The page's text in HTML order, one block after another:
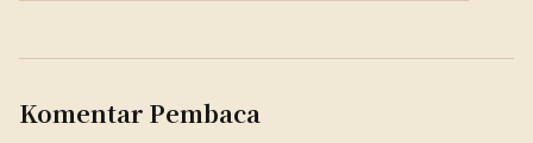
Komentar Pembaca